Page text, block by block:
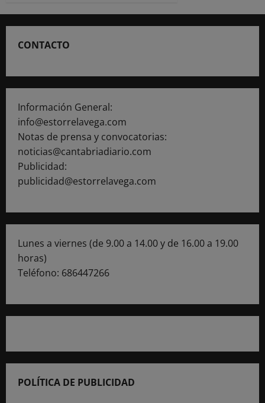
CONTACTO
Información General:
info@estorrelavega.com
Notas de prensa y convocatorias:
noticias@cantabriadiario.com
Publicidad:
publicidad@estorrelavega.com
Lunes a viernes (de 9.00 a 14.00 y de 16.00 a 19.00
horas)
Teléfono: 686447266
POLÍTICA DE PUBLICIDAD